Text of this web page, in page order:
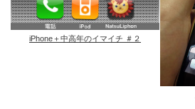
iPhone＋中高年のイマイチ ＃２